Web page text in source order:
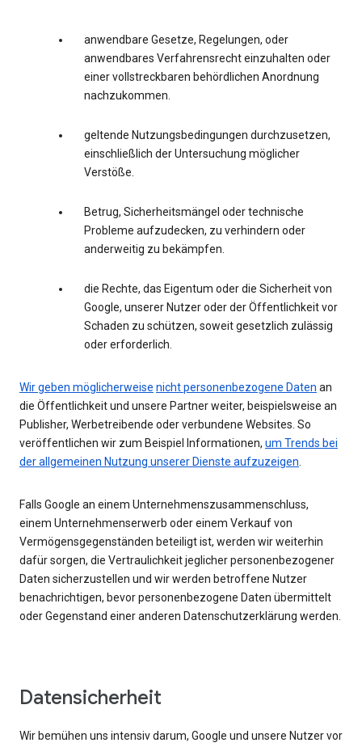
anwendbare Gesetze, Regelungen, oder
anwendbares Verfahrensrecht einzuhalten oder
einer vollstreckbaren behördlichen Anordnung
nachzukommen.
geltende Nutzungsbedingungen durchzusetzen,
einschließlich der Untersuchung möglicher
Verstöße.
Betrug, Sicherheitsmängel oder technische
Probleme aufzudecken, zu verhindern oder
anderweitig zu bekämpfen.
die Rechte, das Eigentum oder die Sicherheit von
Google, unserer Nutzer oder der Öffentlichkeit vor
Schaden zu schützen, soweit gesetzlich zulässig
oder erforderlich.
Wir geben möglicherweise nicht personenbezogene Daten an
die Öffentlichkeit und unsere Partner weiter, beispielsweise an
Publisher, Werbetreibende oder verbundene Websites. So
veröffentlichen wir zum Beispiel Informationen, um Trends bei
der allgemeinen Nutzung unserer Dienste aufzuzeigen.
Falls Google an einem Unternehmenszusammenschluss,
einem Unternehmenserwerb oder einem Verkauf von
Vermögensgegenständen beteiligt ist, werden wir weiterhin
dafür sorgen, die Vertraulichkeit jeglicher personenbezogener
Daten sicherzustellen und wir werden betroffene Nutzer
benachrichtigen, bevor personenbezogene Daten übermittelt
oder Gegenstand einer anderen Datenschutzerklärung werden.
Datensicherheit
Wir bemühen uns intensiv darum, Google und unsere Nutzer vor